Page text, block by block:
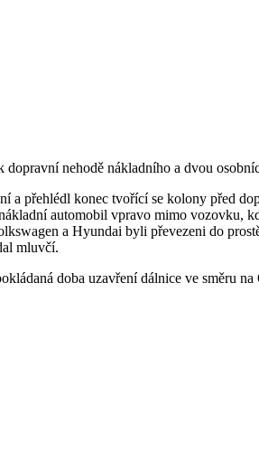
nehodě nákladního a dvou
přehlédl konec tvořící se kolony před
automobil vpravo mimo vozovku,
a Hyundai byli převezeni do
mluvčí.
doba uzavření dálnice ve směru